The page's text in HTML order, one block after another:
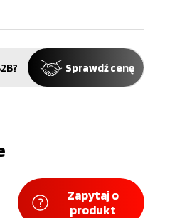
Sprawdź cenę
Zapytaj o
produkt